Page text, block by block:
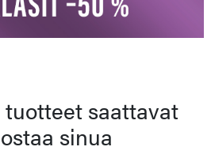
tuotteet saattavat
sinua